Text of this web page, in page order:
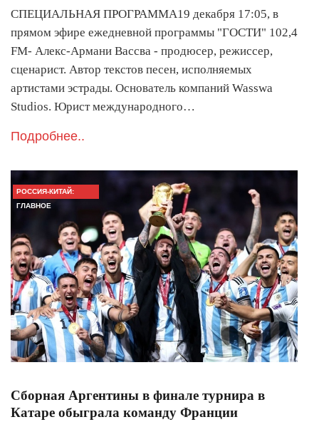
СПЕЦИАЛЬНАЯ ПРОГРАММА19 декабря 17:05, в
прямом эфире ежедневной программы "ГОСТИ" 102,4
FM- Алекс-Армани Вассва - продюсер, режиссер,
сценарист. Автор текстов песен, исполняемых
артистами эстрады. Основатель компаний Wasswa
Studios. Юрист международного…
Подробнее..
РОССИЯ-КИТАЙ:
ГЛАВНОЕ
Сборная Аргентины в финале турнира в
Катаре обыграла команду Франции